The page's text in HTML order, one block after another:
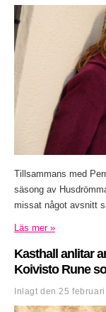
Tillsammans med
säsong av
missat något avsnitt
Läs mer »
Kasthall anlitar
Koivisto Rune
Inlagt den 25 februari